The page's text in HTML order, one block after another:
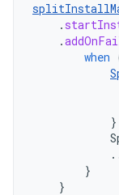
.
.
when
}
}
}